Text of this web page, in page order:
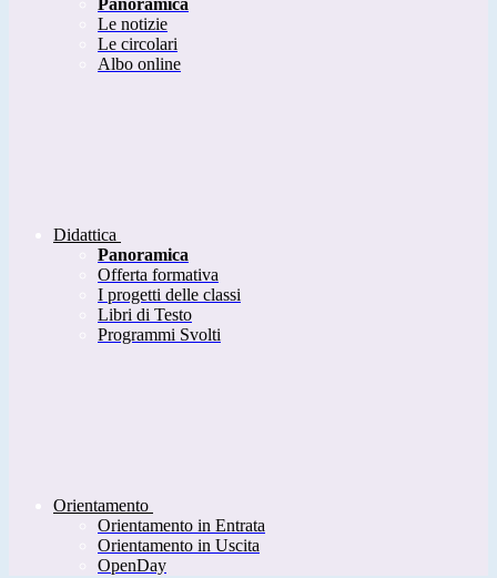
Panoramica
Le notizie
Le circolari
Albo online
Didattica
Panoramica
Offerta formativa
I progetti delle classi
Libri di Testo
Programmi Svolti
Orientamento
Orientamento in Entrata
Orientamento in Uscita
OpenDay